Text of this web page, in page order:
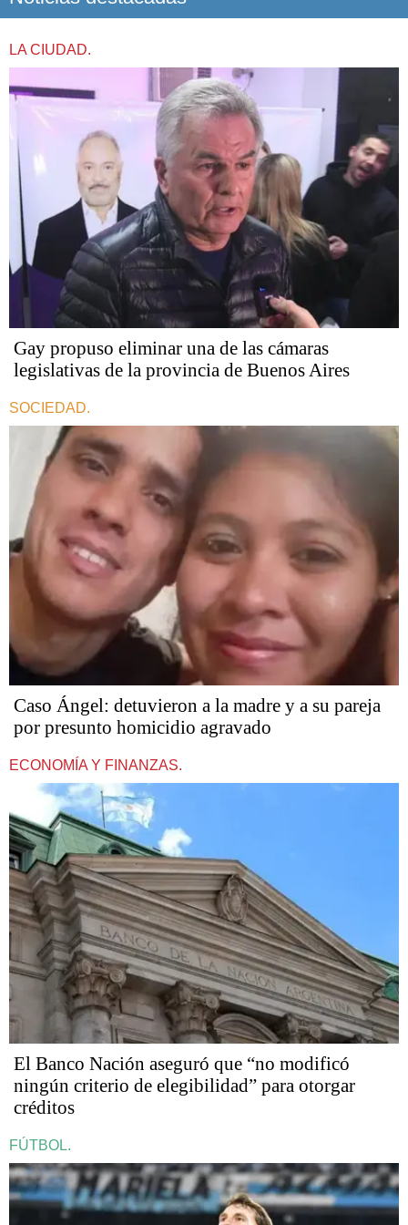
LA CIUDAD.
Gay propuso eliminar una de las cámaras
legislativas de la provincia de Buenos Aires
SOCIEDAD.
Caso Ángel: detuvieron a la madre y a su pareja
por presunto homicidio agravado
ECONOMÍA Y FINANZAS.
El Banco Nación aseguró que “no modificó
ningún criterio de elegibilidad” para otorgar
créditos
FÚTBOL.